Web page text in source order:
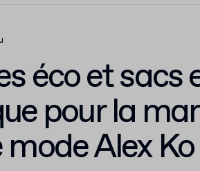
éco et sacs
pour la
mode Alex Ko